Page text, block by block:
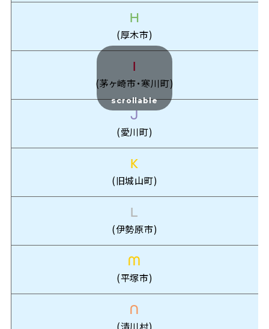
H
(厚木市)
I
(茅ヶ崎市・寒川町)
J
(愛川町)
K
(旧城山町)
L
(伊勢原市)
M
(平塚市)
N
(清川村)
scrollable